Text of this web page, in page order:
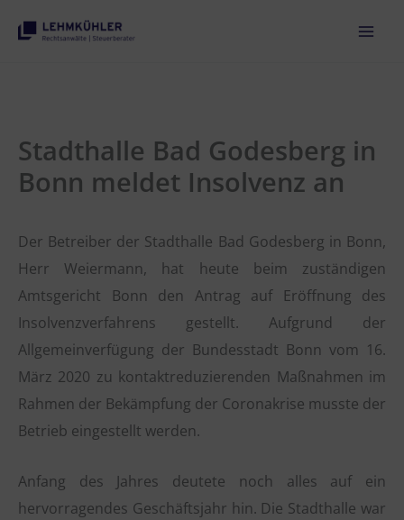
Inhalt
Stadthalle Bad Godesberg in
Bonn meldet Insolvenz an
Der Betreiber der Stadthalle Bad Godesberg in Bonn,
Herr Weiermann, hat heute beim zuständigen
Amtsgericht Bonn den Antrag auf Eröffnung des
Insolvenzverfahrens gestellt. Aufgrund der
Allgemeinverfügung der Bundesstadt Bonn vom 16.
März 2020 zu kontaktreduzierenden Maßnahmen im
Rahmen der Bekämpfung der Coronakrise musste der
Betrieb eingestellt werden.
Anfang des Jahres deutete noch alles auf ein
hervorragendes Geschäftsjahr hin. Die Stadthalle war